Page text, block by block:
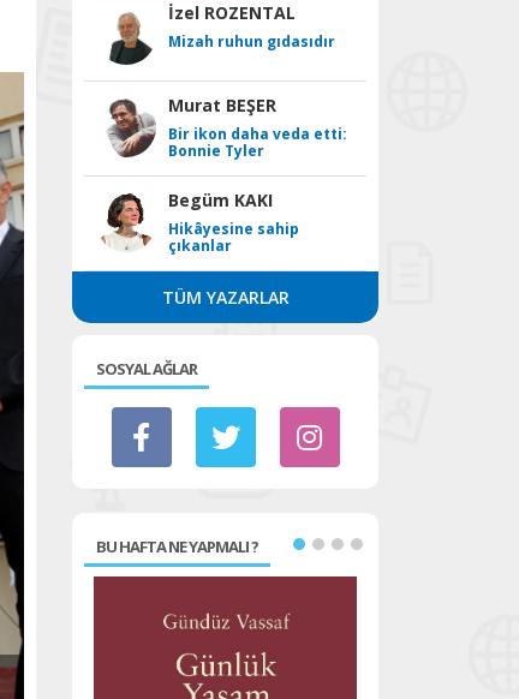
İzel ROZENTAL
Mizah ruhun gıdasıdır
Murat BEŞER
Bir ikon daha veda etti:
Bonnie Tyler
Begüm KAKI
Hikâyesine sahip
çıkanlar
TÜM YAZARLAR
SOSYAL AĞLAR
BU HAFTA NE YAPMALI ?